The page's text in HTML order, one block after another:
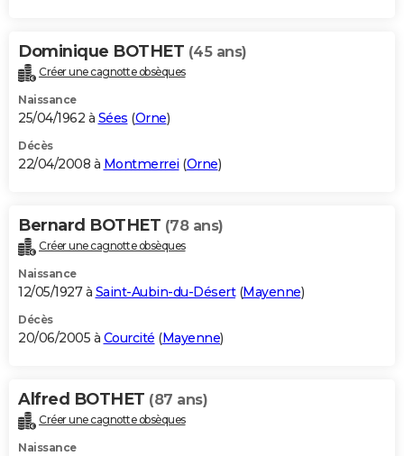
Dominique BOTHET (45 ans)
Créer une cagnotte obsèques
Naissance
25/04/1962 à Sées (Orne)
Décès
22/04/2008 à Montmerrei (Orne)
Bernard BOTHET (78 ans)
Créer une cagnotte obsèques
Naissance
12/05/1927 à Saint-Aubin-du-Désert(Mayenne)
Décès
20/06/2005 à Courcité (Mayenne)
Alfred BOTHET (87 ans)
Créer une cagnotte obsèques
Naissance